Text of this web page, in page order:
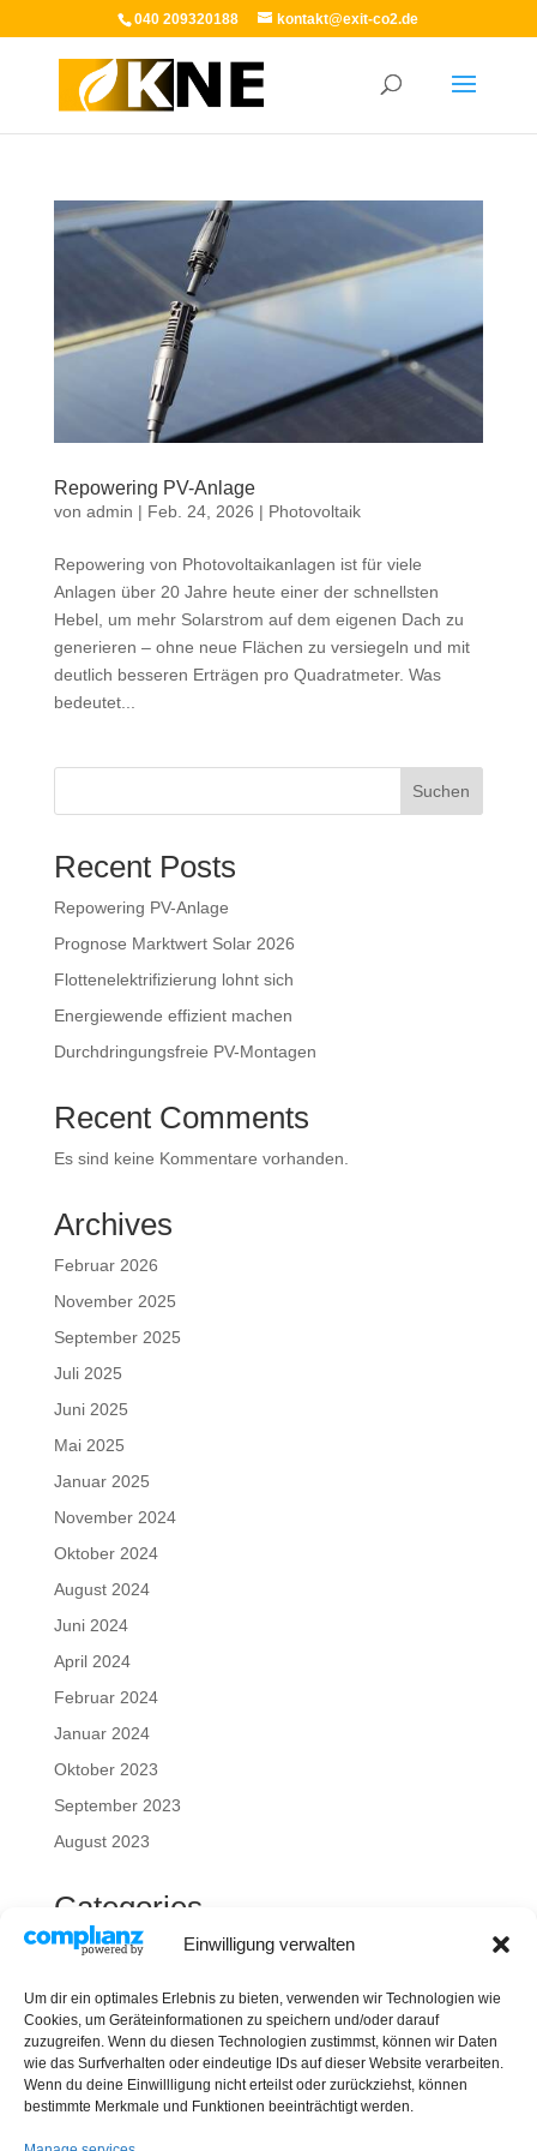
Einwilligung verwalten
Um dir ein optimales Erlebnis zu bieten, verwenden wir Technologien wie
Cookies, um Geräteinformationen zu speichern und/oder darauf
zuzugreifen. Wenn du diesen Technologien zustimmst, können wir Daten
wie das Surfverhalten oder eindeutige IDs auf dieser Website verarbeiten.
Wenn du deine Einwillligung nicht erteilst oder zurückziehst, können
bestimmte Merkmale und Funktionen beeinträchtigt werden.
040 209320188 kontakt@exit-co2.de
Repowering PV-Anlage
von admin | Feb. 24, 2026 | Photovoltaik
Repowering von Photovoltaikanlagen ist für viele
Anlagen über 20 Jahre heute einer der schnellsten
Hebel, um mehr Solarstrom auf dem eigenen Dach zu
generieren – ohne neue Flächen zu versiegeln und mit
deutlich besseren Erträgen pro Quadratmeter. Was
bedeutet...
Suchen
Recent Posts
Repowering PV-Anlage
Prognose Marktwert Solar 2026
Flottenelektrifizierung lohnt sich
Energiewende effizient machen
Durchdringungsfreie PV-Montagen
Recent Comments
Es sind keine Kommentare vorhanden.
Archives
Februar 2026
November 2025
September 2025
Juli 2025
Juni 2025
Mai 2025
Januar 2025
November 2024
Oktober 2024
August 2024
Juni 2024
April 2024
Februar 2024
Januar 2024
Oktober 2023
September 2023
August 2023
Categories
Energiemanagement ISO 50001
Netzentgelte
Photovoltaik
Transformationskonzept